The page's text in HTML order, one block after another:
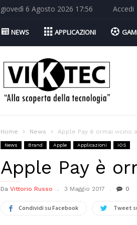
giovedì 6 Agosto 2026 17:56 Accedi
NEWS APPLICAZIONI
Viktec.net
Home News Apple Pay è ormai vicino
News Brand Apple Applicazioni iOS
Apple Pay è
Da Vittorio Russo 3 Maggio 2017 0
Condividi su Facebook Tweet